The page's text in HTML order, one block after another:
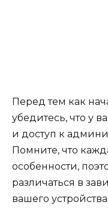
Перед тем как
убедитесь, что у
и доступ к
Помните, что
особенности,
различаться в
вашего устройства.